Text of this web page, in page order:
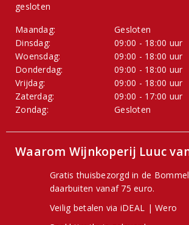
gesloten
Maandag:
Gesloten
Dinsdag:
09:00 - 18:00 uur
Woensdag:
09:00 - 18:00 uur
Donderdag:
09:00 - 18:00 uur
Vrijdag:
09:00 - 18:00 uur
Zaterdag:
09:00 - 17:00 uur
Zondag:
Gesloten
Waarom Wijnkoperij Luuc
Gratis thuisbezorgd in de
daarbuiten vanaf 75 euro.
Veilig betalen via iDEAL | Wero